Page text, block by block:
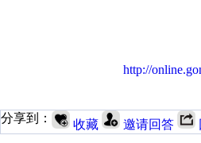
http://
分享到： 收藏 邀请回答